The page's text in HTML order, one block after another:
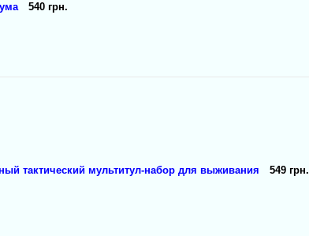
540 грн.
тактический мультитул-набор для выживания 549 грн.